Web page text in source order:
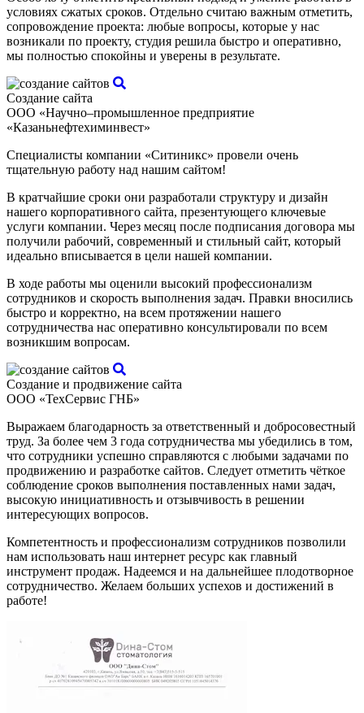
условиях сжатых сроков. Отдельно считаю важным отметить,
сопровождение проекта: любые вопросы, которые у нас
возникали по проекту, студия решила быстро и оперативно,
мы полностью спокойны и уверены в результате.
Создание сайта
ООО «Научно–промышленное предприятие
«Казаньнефтехиминвест»
Специалисты компании «Ситиникс» провели очень
тщательную работу над нашим сайтом!
В кратчайшие сроки они разработали структуру и дизайн
нашего корпоративного сайта, презентующего ключевые
услуги компании. Через месяц после подписания договора мы
получили рабочий, современный и стильный сайт, который
идеально вписывается в цели нашей компании.
В ходе работы мы оценили высокий профессионализм
сотрудников и скорость выполнения задач. Правки вносились
быстро и корректно, на всем протяжении нашего
сотрудничества нас оперативно консультировали по всем
возникшим вопросам.
Создание и продвижение сайта
ООО «ТехСервис ГНБ»
Выражаем благодарность за ответственный и добросовестный
труд. За более чем 3 года сотрудничества мы убедились в том,
что сотрудники успешно справляются с любыми задачами по
продвижению и разработке сайтов. Следует отметить чёткое
соблюдение сроков выполнения поставленных нами задач,
высокую инициативность и отзывчивость в решении
интересующих вопросов.
Компетентность и профессионализм сотрудников позволили
нам использовать наш интернет ресурс как главный
инструмент продаж. Надеемся и на дальнейшее плодотворное
сотрудничество. Желаем больших успехов и достижений в
работе!